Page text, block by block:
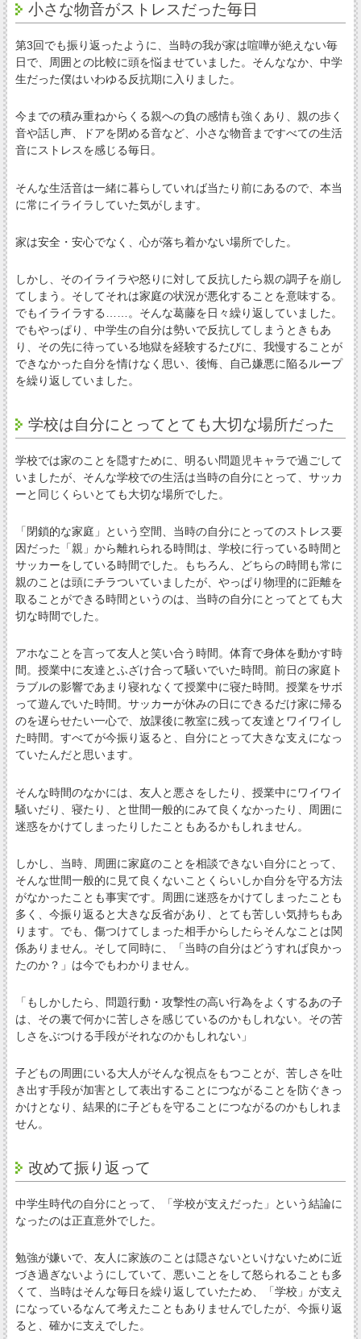
小さな物音がストレスだった毎日
第3回でも振り返ったように、当時の我が家は喧嘩が絶えない毎
日で、周囲との比較に頭を悩ませていました。そんななか、中学
生だった僕はいわゆる反抗期に入りました。
今までの積み重ねからくる親への負の感情も強くあり、親の歩く
音や話し声、ドアを閉める音など、小さな物音まですべての生活
音にストレスを感じる毎日。
そんな生活音は一緒に暮らしていれば当たり前にあるので、本当
に常にイライラしていた気がします。
家は安全・安心でなく、心が落ち着かない場所でした。
しかし、そのイライラや怒りに対して反抗したら親の調子を崩し
てしまう。そしてそれは家庭の状況が悪化することを意味する。
でもイライラする……。そんな葛藤を日々繰り返していました。
でもやっぱり、中学生の自分は勢いで反抗してしまうときもあ
り、その先に待っている地獄を経験するたびに、我慢することが
できなかった自分を情けなく思い、後悔、自己嫌悪に陥るループ
を繰り返していました。
学校は自分にとってとても大切な場所だった
学校では家のことを隠すために、明るい問題児キャラで過ごして
いましたが、そんな学校での生活は当時の自分にとって、サッカ
ーと同じくらいとても大切な場所でした。
「閉鎖的な家庭」という空間、当時の自分にとってのストレス要
因だった「親」から離れられる時間は、学校に行っている時間と
サッカーをしている時間でした。もちろん、どちらの時間も常に
親のことは頭にチラついていましたが、やっぱり物理的に距離を
取ることができる時間というのは、当時の自分にとってとても大
切な時間でした。
アホなことを言って友人と笑い合う時間。体育で身体を動かす時
間。授業中に友達とふざけ合って騒いでいた時間。前日の家庭ト
ラブルの影響であまり寝れなくて授業中に寝た時間。授業をサボ
って遊んでいた時間。サッカーが休みの日にできるだけ家に帰る
のを遅らせたい一心で、放課後に教室に残って友達とワイワイし
た時間。すべてが今振り返ると、自分にとって大きな支えになっ
ていたんだと思います。
そんな時間のなかには、友人と悪さをしたり、授業中にワイワイ
騒いだり、寝たり、と世間一般的にみて良くなかったり、周囲に
迷惑をかけてしまったりしたこともあるかもしれません。
しかし、当時、周囲に家庭のことを相談できない自分にとって、
そんな世間一般的に見て良くないことくらいしか自分を守る方法
がなかったことも事実です。周囲に迷惑をかけてしまったことも
多く、今振り返ると大きな反省があり、とても苦しい気持ちもあ
ります。でも、傷つけてしまった相手からしたらそんなことは関
係ありません。そして同時に、「当時の自分はどうすれば良かっ
たのか？」は今でもわかりません。
「もしかしたら、問題行動・攻撃性の高い行為をよくするあの子
は、その裏で何かに苦しさを感じているのかもしれない。その苦
しさをぶつける手段がそれなのかもしれない」
子どもの周囲にいる大人がそんな視点をもつことが、苦しさを吐
き出す手段が加害として表出することにつながることを防ぐきっ
かけとなり、結果的に子どもを守ることにつながるのかもしれま
せん。
改めて振り返って
中学生時代の自分にとって、「学校が支えだった」という結論に
なったのは正直意外でした。
勉強が嫌いで、友人に家族のことは隠さないといけないために近
づき過ぎないようにしていて、悪いことをして怒られることも多
くて、当時はそんな毎日を繰り返していたため、「学校」が支え
になっているなんて考えたこともありませんでしたが、今振り返
ると、確かに支えでした。